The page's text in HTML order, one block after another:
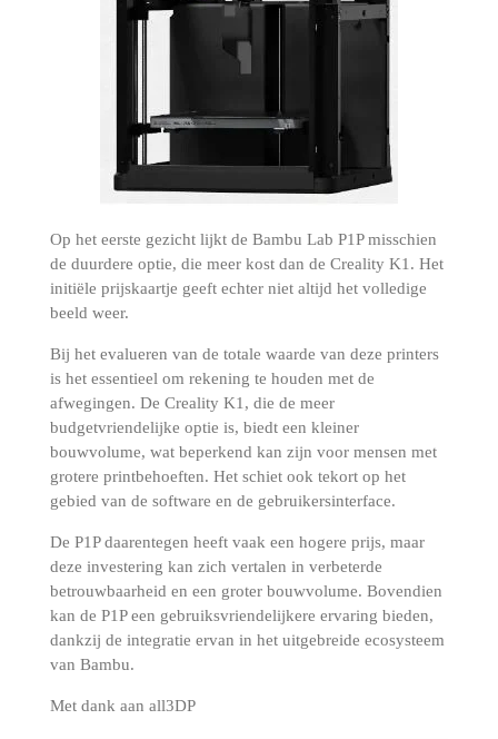
Op het eerste gezicht lijkt de Bambu Lab P1P misschien
de duurdere optie, die meer kost dan de Creality K1. Het
initiële prijskaartje geeft echter niet altijd het volledige
beeld weer.
Bij het evalueren van de totale waarde van deze printers
is het essentieel om rekening te houden met de
afwegingen. De Creality K1, die de meer
budgetvriendelijke optie is, biedt een kleiner
bouwvolume, wat beperkend kan zijn voor mensen met
grotere printbehoeften. Het schiet ook tekort op het
gebied van de software en de gebruikersinterface.
De P1P daarentegen heeft vaak een hogere prijs, maar
deze investering kan zich vertalen in verbeterde
betrouwbaarheid en een groter bouwvolume. Bovendien
kan de P1P een gebruiksvriendelijkere ervaring bieden,
dankzij de integratie ervan in het uitgebreide ecosysteem
van Bambu.
Met dank aan all3DP